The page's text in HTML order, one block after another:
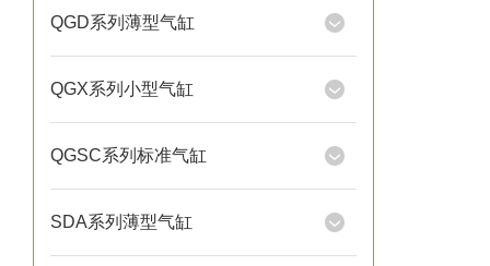
QGD系列薄型气缸
QGX系列小型气缸
QGSC系列标准气缸
SDA系列薄型气缸